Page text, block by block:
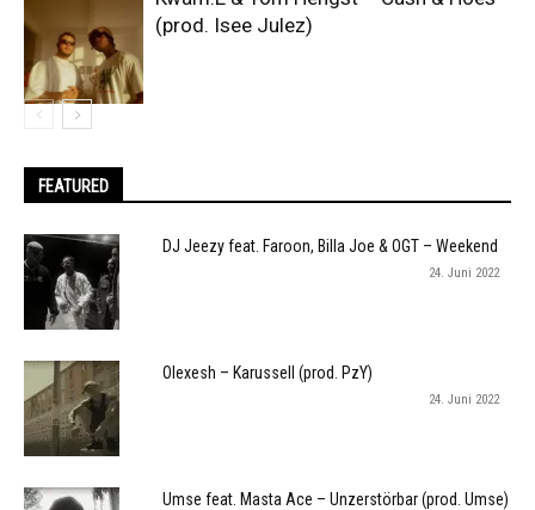
(prod. Isee Julez)
FEATURED
DJ Jeezy feat. Faroon, Billa Joe & OGT – Weekend
24. Juni 2022
Olexesh – Karussell (prod. PzY)
24. Juni 2022
Umse feat. Masta Ace – Unzerstörbar (prod. Umse)